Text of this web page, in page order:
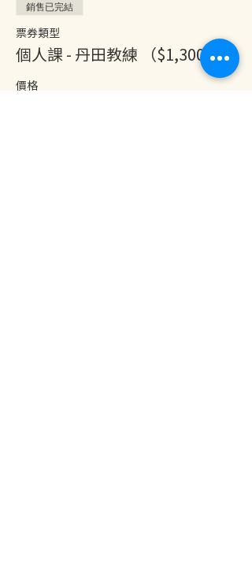
銷售已完結
票券類型
個人課 - 丹田教練 （$1,300）
價格